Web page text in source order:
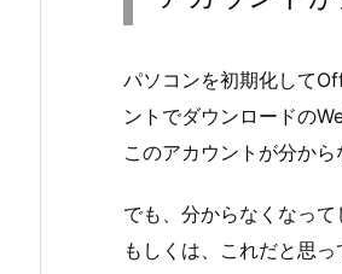
パソコンを初期化して
ントでダウンロードの
このアカウントが分か
でも、分からなくなって
もしくは、これだと思